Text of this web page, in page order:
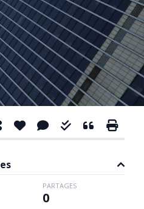
PARTAGES
0